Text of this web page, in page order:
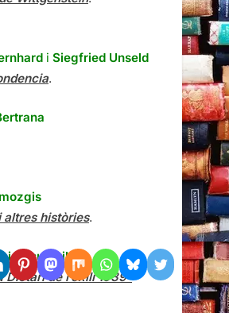
i Siegfried Unseld
.
altres històries.
i Desumvila
Dietari de l’exili 1939-